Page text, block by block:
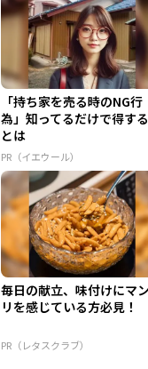
「持ち家を売る時のNG行
為」知ってるだけで得す
とは
PR（イエウール）
毎日の献立、味付けにマ
リを感じている方必見！
PR（レタスクラブ）